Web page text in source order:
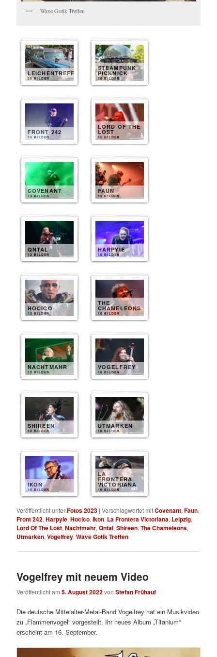
Wave Gotik Treffen
LEICHENTREFF
25 BILDER
STEAMPUNK
PICKNICK
20 BILDER
FRONT 242
15 BILDER
LORD OF THE
LOST
15 BILDER
COVENANT
13 BILDER
FAUN
12 BILDER
QNTAL
12 BILDER
HARPYIE
10 BILDER
HOCICO
10 BILDER
THE
CHAMELEONS
10 BILDER
NACHTMAHR
10 BILDER
VOGELFREY
10 BILDER
SHIREEN
10 BILDER
UTMARKEN
10 BILDER
IKON
10 BILDER
LA
FRONTERA
VICTORIANA
10 BILDER
Veröffentlicht unterFotos 2023 |Verschlagwortet mitCovenant,Faun,
Front 242,Harpyie,Hocico,Ikon, La Frontera Victoriana, Leipzig,
Lord Of The Lost,Nachtmahr,Qntal,Shireen,The Chameleons,
Utmarken,Vogelfrey,Wave Gotik Treffen
Vogelfrey mit neuem Video
Veröffentlicht am5. August 2022vonStefan Frühauf
Die deutsche Mittelalter-Metal-Band Vogelfrey hat ein Musikvideo
zu „Flammenvogel“ vorgestellt. Ihr neues Album „Titanium“
erscheint am 16. September.